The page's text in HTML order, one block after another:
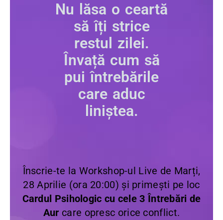
Nu lăsa o ceartă
să îți strice
restul zilei.
Învață cum să
pui întrebările
care aduc
liniștea.
Înscrie-te la Workshop-ul Live de Marți,
28 Aprilie (ora 20:00) și primești pe loc
Cardul Psihologic cu cele 3 Întrebări de
Aur care opresc orice conflict.